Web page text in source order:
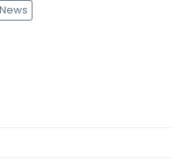
News